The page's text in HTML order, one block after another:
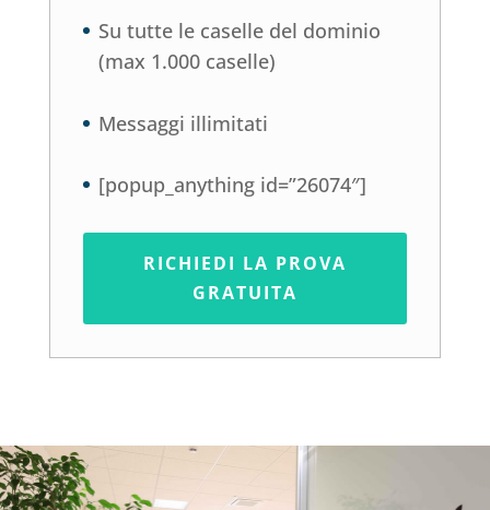
Su tutte le caselle del dominio
(max 1.000 caselle)
Messaggi illimitati
[popup_anything id=”26074″]
RICHIEDI LA PROVA
GRATUITA